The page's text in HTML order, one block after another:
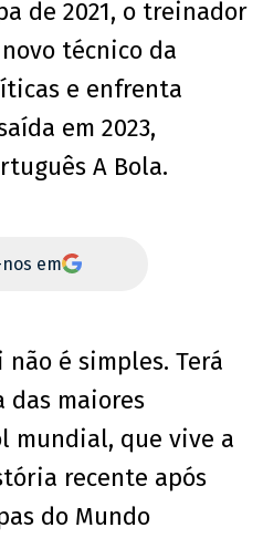
de 2021, o treinador
técnico da
e enfrenta
em 2023,
A Bola.
em
é simples. Terá
das maiores
mundial, que vive a
recente após
do Mundo